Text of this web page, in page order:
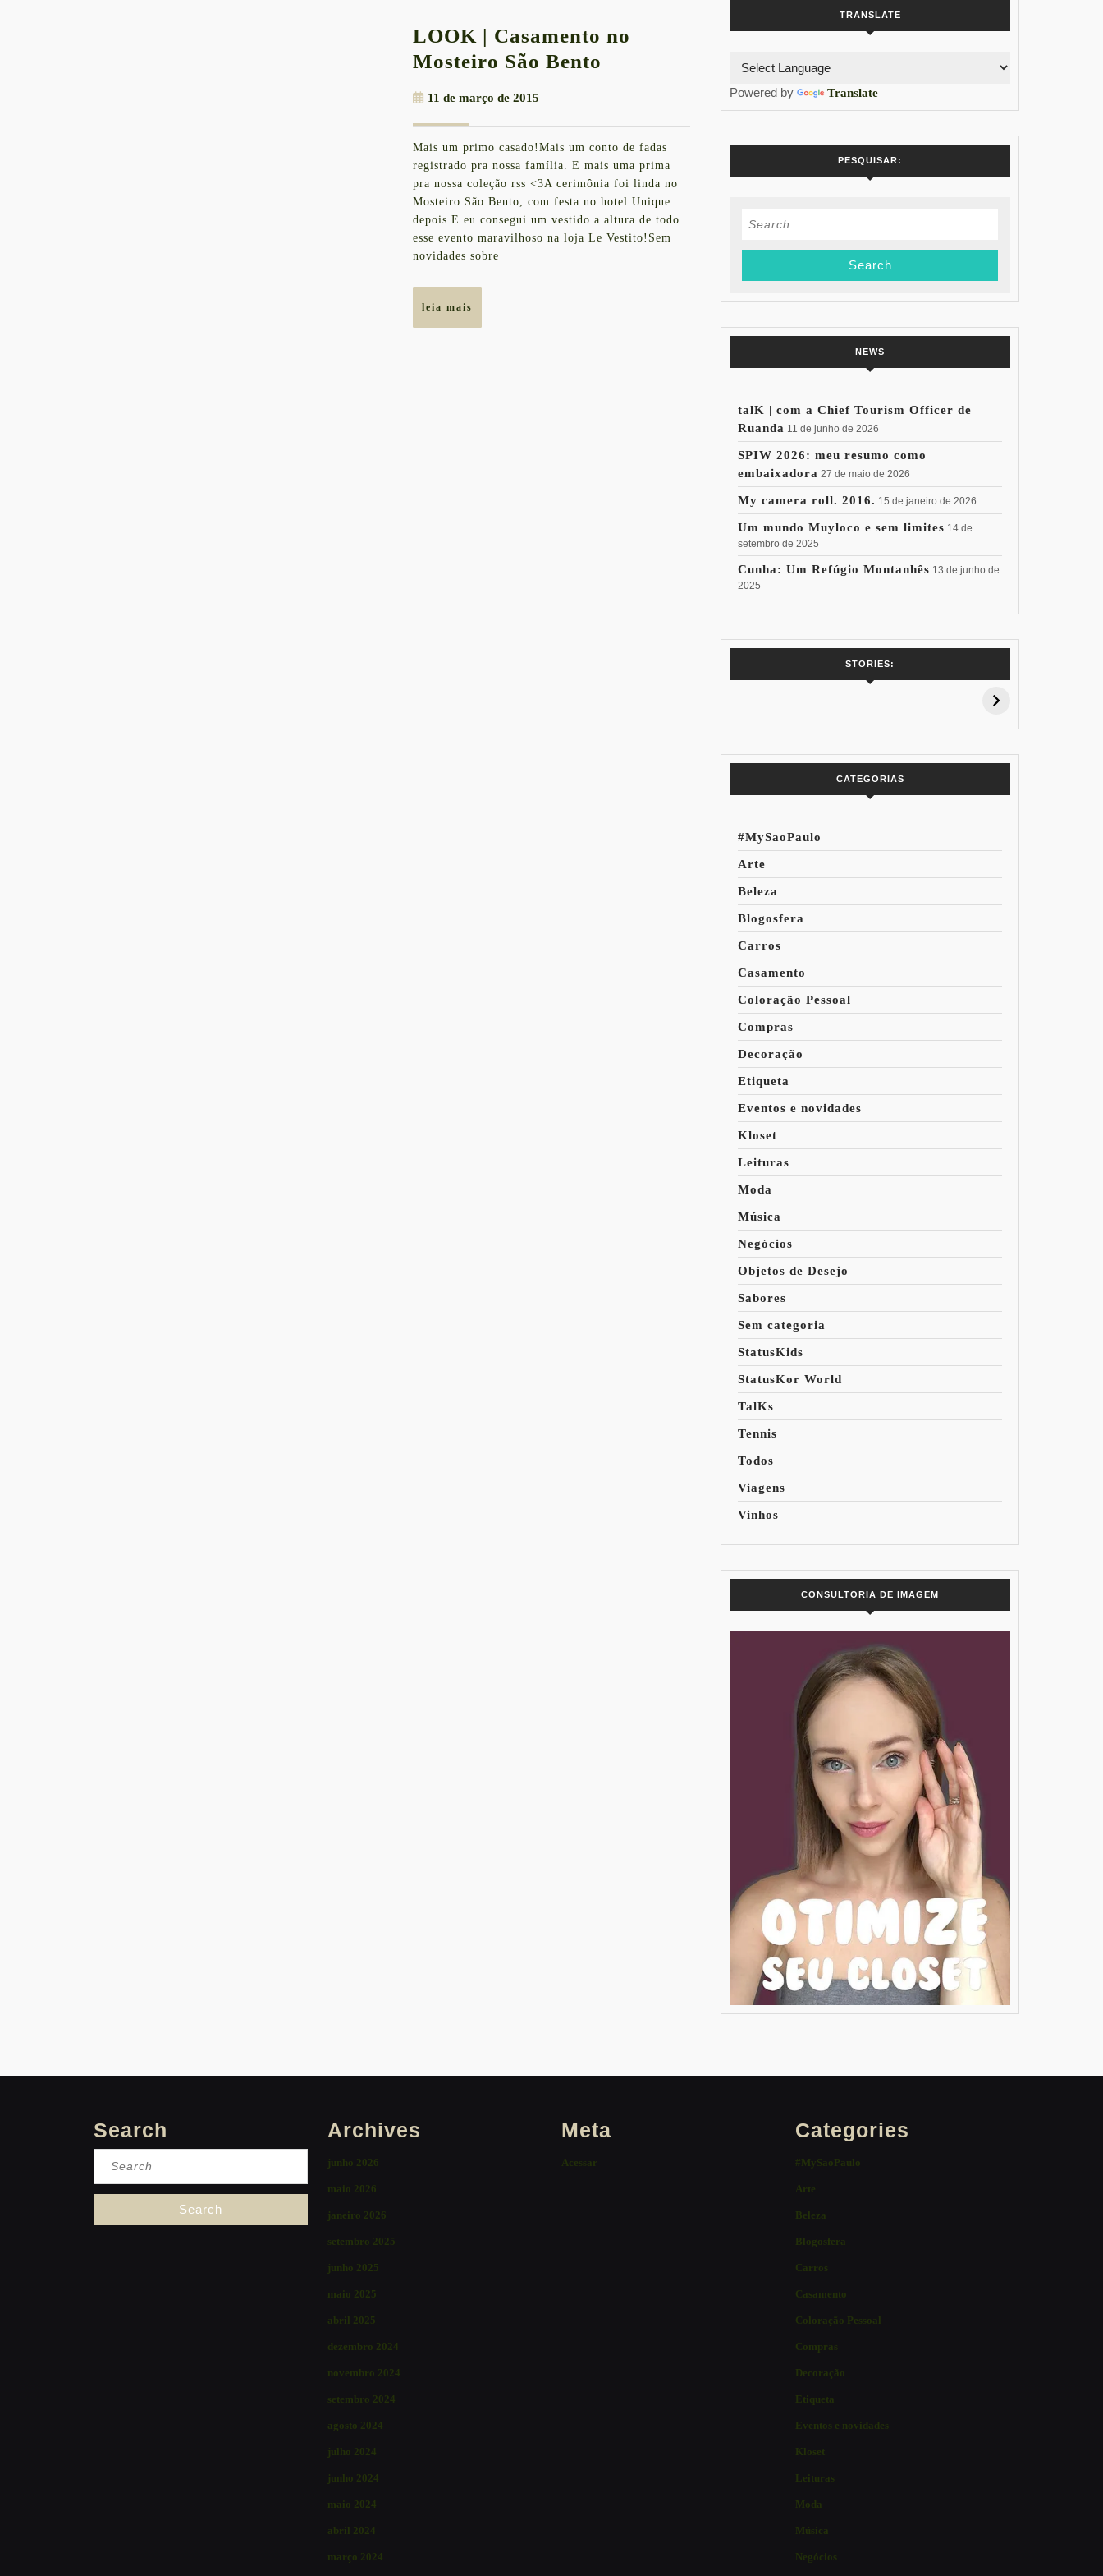
LOOK | Casamento no
Mosteiro São Bento
no
Mosteiro
São
Bento
11 de março de 2015
de
2015
Mais um primo casado!Mais um conto de fadas
registrado pra nossa família. E mais uma prima
pra nossa coleção rss <3A cerimônia foi linda no
Mosteiro São Bento, com festa no hotel Unique
depois.E eu consegui um vestido a altura de todo
esse evento maravilhoso na loja Le Vestito!Sem
novidades sobre
leia mais
TRANSLATE
Powered by Translate
PESQUISAR:
Search
NEWS
talK | com a Chief Tourism Officer de
Ruanda 11 de junho de 2026
SPIW 2026: meu resumo como
embaixadora 27 de maio de 2026
My camera roll. 2016. 15 de janeiro de 2026
Um mundo Muyloco e sem limites 14 de
setembro de 2025
Cunha: Um Refúgio Montanhês 13 de junho de
2025
STORIES:
7 Vinhos com +
15% de
Pessoal: Os
CATEGORIAS
#MySaoPaulo
Arte
Beleza
Blogosfera
Carros
Casamento
Coloração Pessoal
Compras
Decoração
Etiqueta
Eventos e novidades
Kloset
Leituras
Moda
Música
Negócios
Objetos de Desejo
Sabores
Sem categoria
StatusKids
StatusKor World
TalKs
Tennis
Todos
Viagens
Vinhos
CONSULTORIA DE IMAGEM
Search Archives
junho 2026
maio 2026
janeiro 2026
setembro 2025
junho 2025
maio 2025
abril 2025
dezembro 2024
novembro 2024
setembro 2024
agosto 2024
julho 2024
junho 2024
maio 2024
abril 2024
março 2024
Meta
Acessar
Categories
#MySaoPaulo
Arte
Beleza
Blogosfera
Carros
Casamento
Coloração Pessoal
Compras
Decoração
Etiqueta
Eventos e novidades
Kloset
Leituras
Moda
Música
Negócios